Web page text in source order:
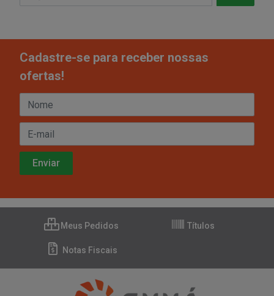
Cadastre-se para receber nossas
ofertas!
Meus Pedidos Títulos
Notas Fiscais